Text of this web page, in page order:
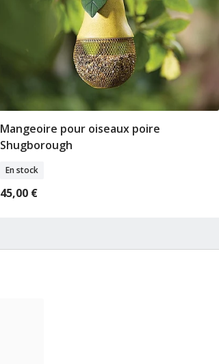
Ajouter Au Panier
Mangeoire pour oiseaux poire
Shugborough
En stock
45,00 €